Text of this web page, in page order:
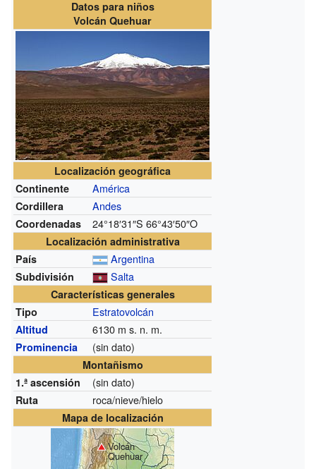
Datos para niños
Volcán Quehuar
Localización geográfica
Continente
América
Cordillera Andes
Coordenadas 24°18′31″S 66°43′50″O
Localización administrativa
País
Argentina
Subdivisión Salta
Características generales
Tipo
Estratovolcán
Altitud 6130 m s. n. m.
Prominencia (sin dato)
Montañismo
1.ª ascensión
(sin dato)
Ruta roca/nieve/hielo
Mapa de localización
Volcán
Quehuar